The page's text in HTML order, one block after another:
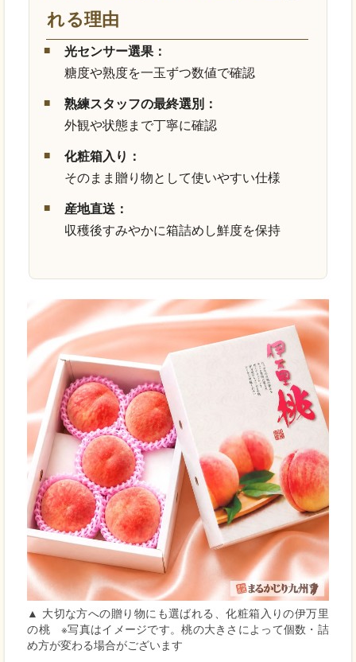
れる理由
光センサー選果：
糖度や熟度を一玉ずつ数値で確認
熟練スタッフの最終選別：
外観や状態まで丁寧に確認
化粧箱入り：
そのまま贈り物として使いやすい仕様
産地直送：
収穫後すみやかに箱詰めし鮮度を保持
▲ 大切な方への贈り物にも選ばれる、化粧箱入りの伊万里
の桃 ※写真はイメージです。桃の大きさによって個数・詰
め方が変わる場合がございます